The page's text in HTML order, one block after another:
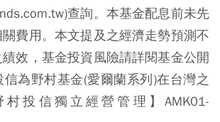
查詢。本基金配息前未先
費用。本文提及之經濟走勢預測不
效，基金投資風險請詳閱基金公開
為野村基金(愛爾蘭系列)在台灣之
投信獨立經營管理】AMK01-